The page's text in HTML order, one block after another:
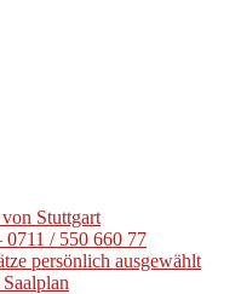
Stuttgart
0711 / 550 660 77
persönlich ausgewählt